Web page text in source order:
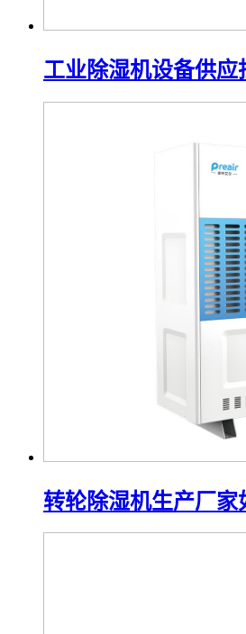
工业除湿机设备供应
转轮除湿机生产厂家